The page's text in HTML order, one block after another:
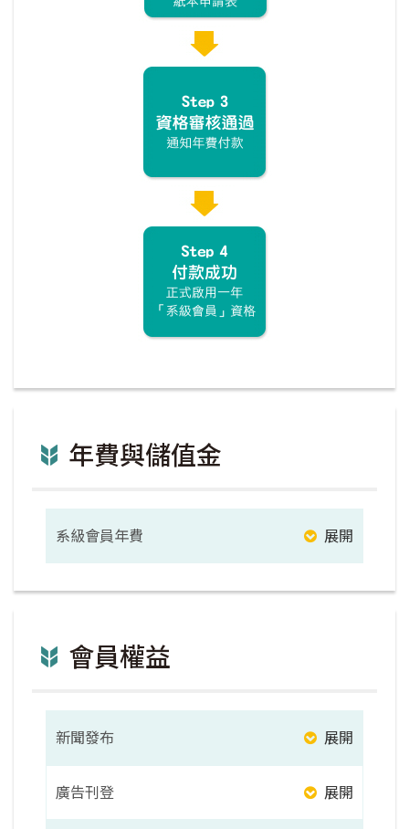
年費與儲值金
系級會員年費 展開
會員權益
新聞發布 展開
廣告刊登 展開